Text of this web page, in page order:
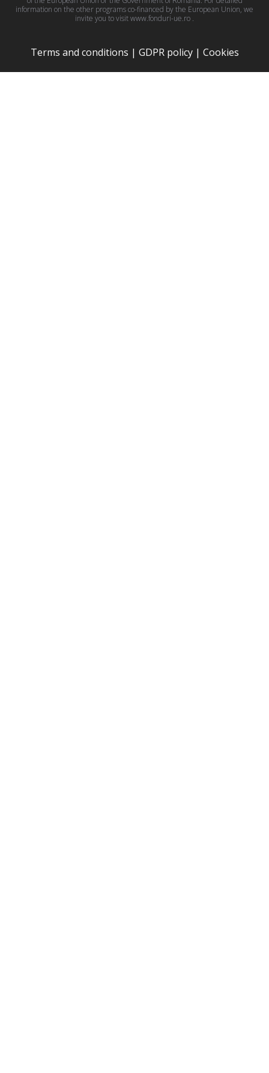
information on the other programs co-financed by the European Union, we
invite you to visitwww.fonduri-ue.ro .
Terms and conditions | GDPR policy| Cookies